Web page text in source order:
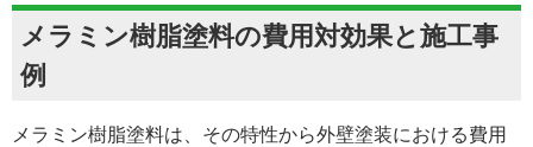
メラミン樹脂塗料の費用対効果と施工事
例
メラミン樹脂塗料は、その特性から外壁塗装における費用